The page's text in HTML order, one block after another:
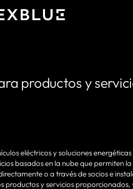
productos y
eléctricos y soluciones
basados en la nube que permiten
o a través de socios e
productos y servicios